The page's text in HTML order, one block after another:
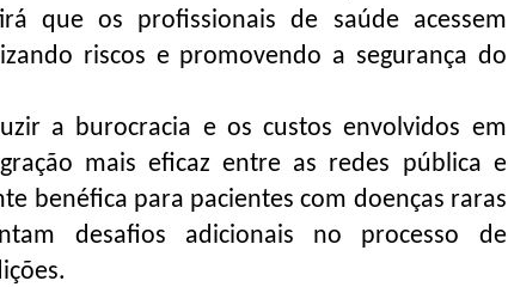
que os profissionais de saúde acessem
riscos e promovendo a segurança do
a burocracia e os custos envolvidos em
mais eficaz entre as redes pública e
benéfica para pacientes com doenças raras
desafios adicionais no processo de